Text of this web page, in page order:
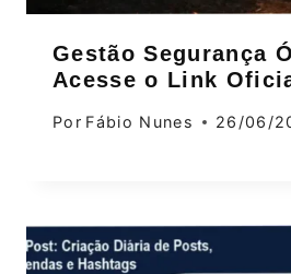
Gestão Segurança
Acesse o Link
Por Fábio Nunes 26/06/